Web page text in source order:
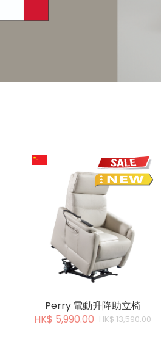
Perry 電動升降助立椅
HK$ 5,990.00 HK$ 13,590.00